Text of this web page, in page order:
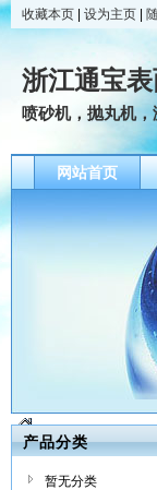
收藏本页 设为主页
浙江通宝
喷砂机，抛丸机
网站首页
产品分类
暂无分类